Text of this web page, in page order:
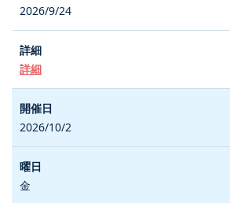
2026/9/24
詳細
2026/10/2
金